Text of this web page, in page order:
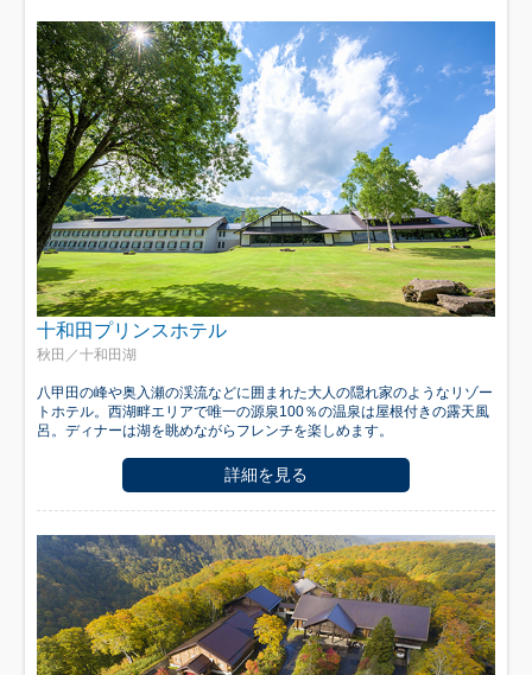
十和田プリンスホテル
秋田／十和田湖
八甲田の峰や奥入瀬の渓流などに囲まれた大人の隠れ家のようなリゾー
トホテル。西湖畔エリアで唯一の源泉100％の温泉は屋根付きの露天風
呂。ディナーは湖を眺めながらフレンチを楽しめます。
詳細を見る